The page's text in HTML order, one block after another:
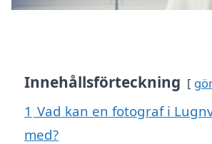
Innehållsförteckning
1 Vad kan en fotograf i
med?